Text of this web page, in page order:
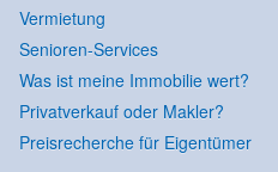
Vermietung
Senioren-Services
Was ist meine Immobilie wert?
Privatverkauf oder Makler?
Preisrecherche für Eigentümer